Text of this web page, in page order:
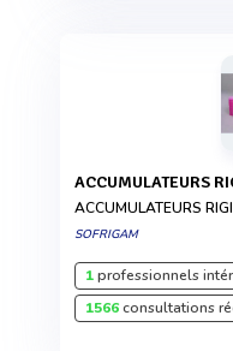
ACCUMULATEURS
ACCUMULATEURS
SOFRIGAM
1professionnels
1566consultations